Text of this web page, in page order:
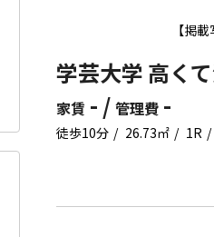
【掲
学芸大学 高く
家賃 - / 管理費 -
徒歩10分 26.73㎡ 1R